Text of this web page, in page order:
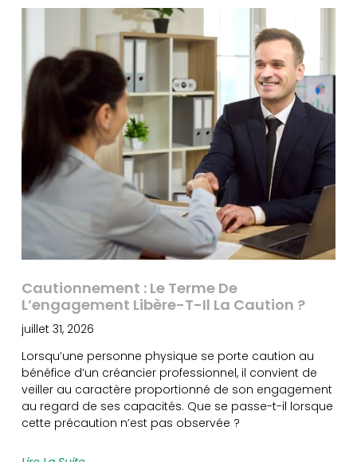
Cautionnement : Le Terme De
L’engagement Libère-T-Il La Caution ?
juillet 31, 2026
Lorsqu’une personne physique se porte caution au
bénéfice d’un créancier professionnel, il convient de
veiller au caractère proportionné de son engagement
au regard de ses capacités. Que se passe-t-il lorsque
cette précaution n’est pas observée ?